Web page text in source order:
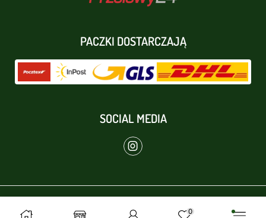
0
PACZKI DOSTARCZAJĄ
SOCIAL MEDIA
Copyright © 2025 Zdrowon